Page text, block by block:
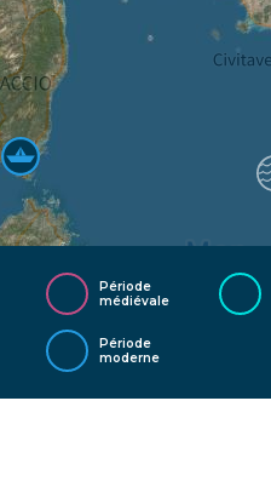
Période
médiévale
Période
moderne